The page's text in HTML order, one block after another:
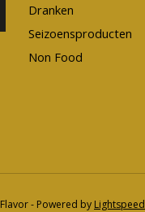
Dranken
Seizoensproducten
Non Food
- Powered by Lightspeed